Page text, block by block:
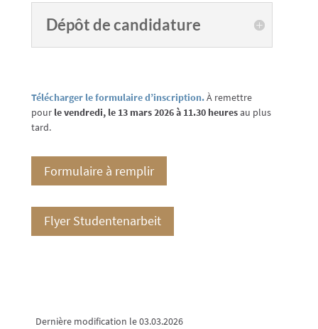
Dépôt de candidature
Télécharger le formulaire d’inscription.À remettre
pour le vendredi, le 13 mars 2026 à 11.30 heuresau plus
tard.
Formulaire à remplir
Flyer Studentenarbeit
Dernière modification le 03.03.2026